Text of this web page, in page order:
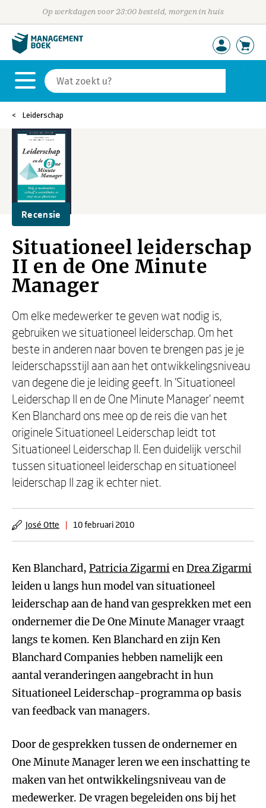
Op werkdagen voor 23:00 besteld, morgen in huis
Leiderschap
Recensie
Situationeel leiderschap
II en de One Minute
Manager
Om elke medewerker te geven wat nodig is,
gebruiken we situationeel leiderschap. Om het
beste in anderen naar boven te brengen pas je je
leiderschapsstijl aan aan het ontwikkelingsniveau
van degene die je leiding geeft. In 'Situationeel
Leiderschap II en de One Minute Manager' neemt
Ken Blanchard ons mee op de reis die van het
originele Situationeel Leiderschap leidt tot
Situationeel Leiderschap II. Een duidelijk verschil
tussen situationeel leiderschap en situationeel
leiderschap II zag ik echter niet.
José Otte | 10 februari 2010
Ken Blanchard, Patricia ZigarmienDrea Zigarmi
leiden u langs hun model van situationeel
leiderschap aan de hand van gesprekken met een
ondernemer die De One Minute Manager vraagt
langs te komen. Ken Blanchard en zijn Ken
Blanchard Companies hebben namelijk een
aantal veranderingen aangebracht in hun
Situationeel Leiderschap-programma op basis
van feedback van managers.
Door de gesprekken tussen de ondernemer en
One Minute Manager leren we een inschatting te
maken van het ontwikkelingsniveau van de
medewerker. De vragen begeleiden ons bij het